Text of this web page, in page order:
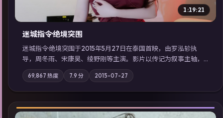
1:19:21
迷城指令·绝境突围
迷城指令·绝境突围于2015年5月27日在泰国首映，由罗泓轸执
导，周冬雨、宋康昊、绫野刚等主演。影片以传记为叙事主轴，
记忆碎片重组后，主角发现自己从未活过“真实”的一天；摄影与
配乐强化地域气质；站内亦可通过「国产免费观看高清电视剧在
线看」延展检索同类型高分佳作，畅享高清在线追剧体验。
69,867 热度 7.9 分 2015-07-27